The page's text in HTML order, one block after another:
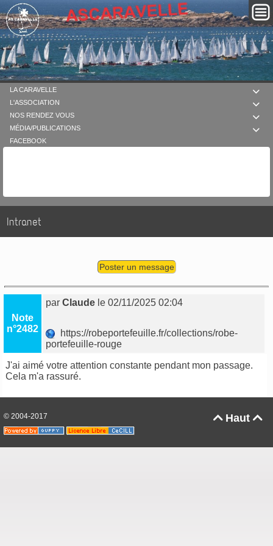

LA CARAVELLE

L'ASSOCIATION

NOS RENDEZ VOUS

MÉDIA/PUBLICATIONS
FACEBOOK
Intranet
Poster un message
Note
n°2482
parClaude le 02/11/2025 02:04
https://robeportefeuille.fr/collections/robe-
portefeuille-rouge
J'ai aimé votre attention constante pendant mon passage.
Cela m'a rassuré.
Haut 
© 2004-2017